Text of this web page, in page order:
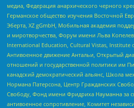
медиа, Федерация анархического черного
Германское общество изучения Восточной
Эберта, XZ gGmbH, Мобильная академия
и миротворчества, Форум имени Льва
International Education, Cultural Vistas, Institute
Антивоенное движение Антальи, Открытый
отношений и государственной политики им
канадский демократический альянс, Школа
Нормана Патерсона, Центр Гражданских
Свободу, Фонд имени Фридриха Науманна за
антивоенное сопротивление, Комитет